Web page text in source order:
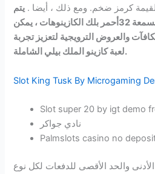
كرمز ضخم. ومع ذلك ، أيضا . يتم
تشغيل الكازينو من قبل السمعة 32أحمر بلك الكازينوهات ، يمكن
والعروض الترويجية لتعزيز تجربة
لعبة كازينو الملك بيلي الشاملة.
Slot King Tusk By Microgaming
Slot super 20 by igt demo
نادي جواكر
Palmslots casino no
والحد الأقصى للدفعات لكل نوع